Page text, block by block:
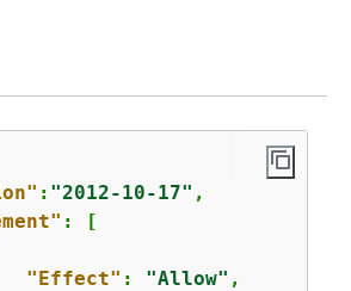
: "2012-10-17" ,
: [
"Effect" : "Allow" ,